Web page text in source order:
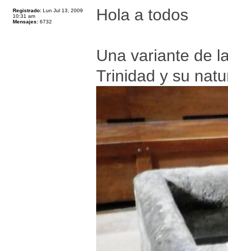
Registrado: Lun Jul 13, 2009
10:31 am
Mensajes: 6732 Hola a todos
Una variante de
Trinidad y su